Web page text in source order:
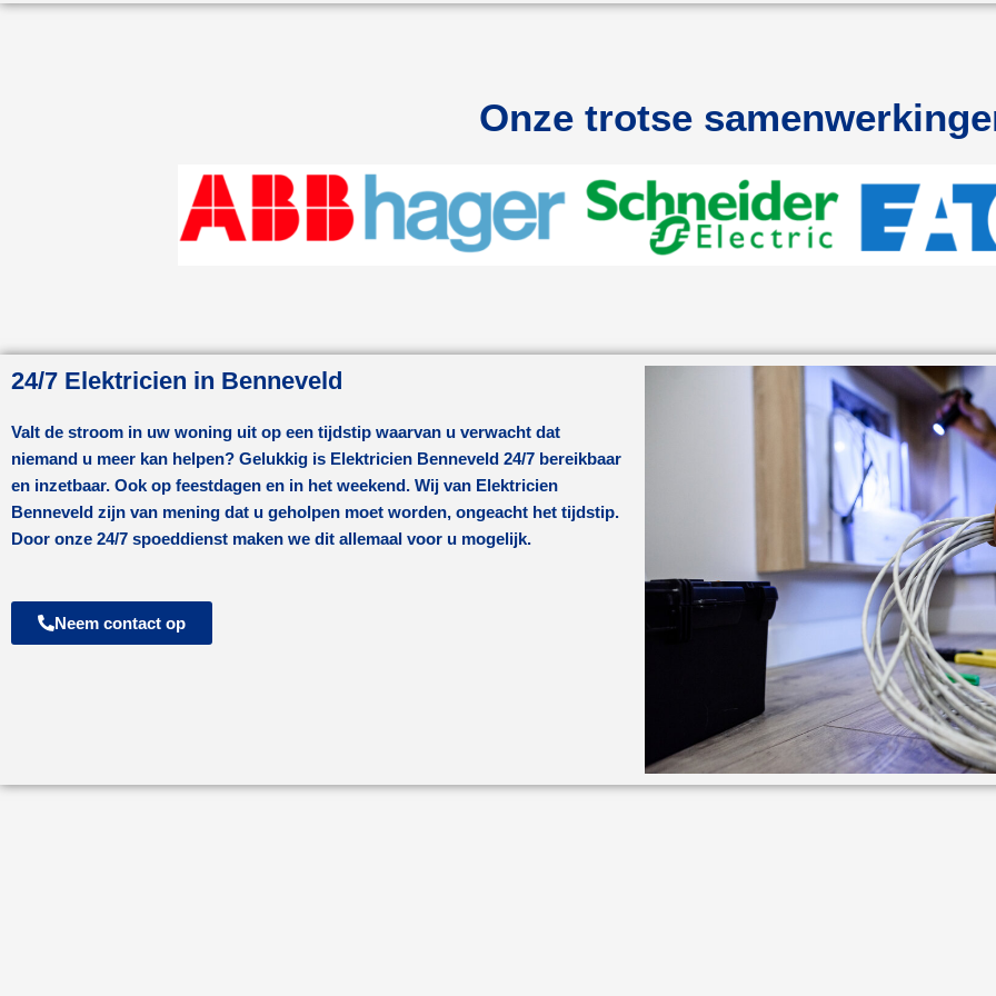
Onze trotse
24/7 Elektricien in Benneveld
Valt de stroom in uw woning uit op een tijdstip waarvan u verwacht dat
niemand u meer kan helpen? Gelukkig is Elektricien Benneveld 24/7 bereikbaar
en inzetbaar. Ook op feestdagen en in het weekend. Wij van Elektricien
Benneveld zijn van mening dat u geholpen moet worden, ongeacht het tijdstip.
Door onze 24/7 spoeddienst maken we dit allemaal voor u mogelijk.
Neem contact op